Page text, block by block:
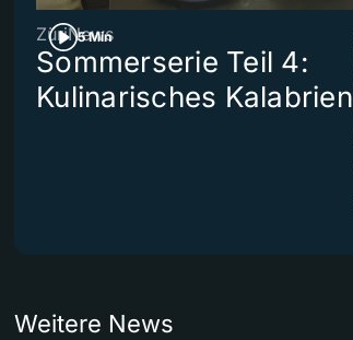
5 Min
ZüriNews
Sommerserie Teil 4:
Kulinarisches Kalabrien
Weitere News